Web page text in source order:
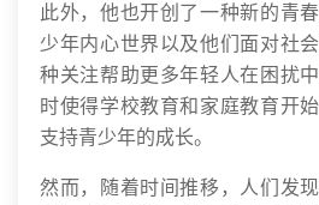
此外，他也开创了一种新的青
少年内心世界以及他们面对社
种关注帮助更多年轻人在困扰
时使得学校教育和家庭教育开
支持青少年的成长。
然而，随着时间推移，人们发